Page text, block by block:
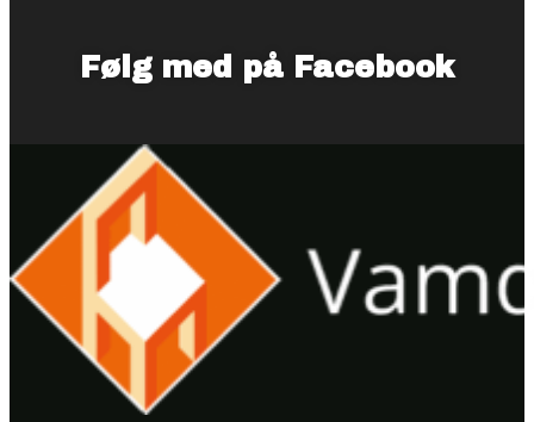
Følg med på Facebook